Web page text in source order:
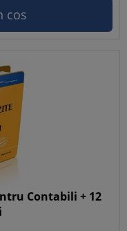
cos
Contabili + 12